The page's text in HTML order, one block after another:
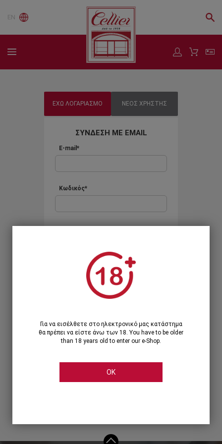
EN
ΕΧΩ ΛΟΓΑΡΙΑΣΜΟ ΝΕΟΣ ΧΡΗΣΤΗΣ
ΣΥΝΔΕΣΗ ΜΕ EMAIL
E-mail*
Κωδικός*
Ξεχάσατε τον κωδικό;
Ή
ΣΥΝΔΕΣΗ ΜΕ ...
Για να εισέλθετε στο ηλεκτρονικό μας κατάστημα
θα πρέπει να είστε άνω των 18. You have to be older
than 18 years old to enter our e-Shop.
OK